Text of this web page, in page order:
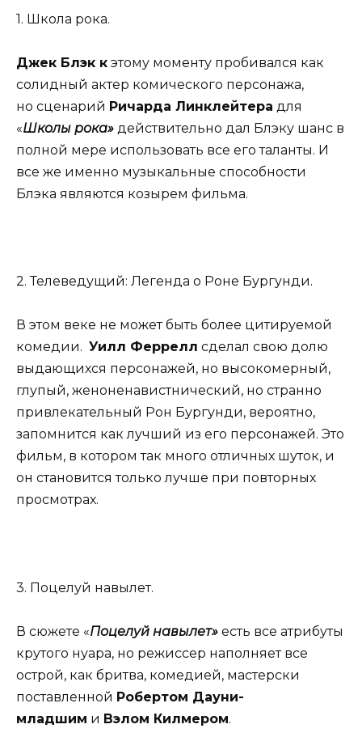
1. Школа рока.
Джек Блэк к этому моменту пробивался как
солидный актер комического персонажа,
но сценарий Ричарда Линклейтера для
«Школы рока» действительно дал Блэку шанс в
полной мере использовать все его таланты. И
все же именно музыкальные способности
Блэка являются козырем фильма.
2. Телеведущий: Легенда о Роне Бургунди.
В этом веке не может быть более цитируемой
комедии. Уилл Феррелл сделал свою долю
выдающихся персонажей, но высокомерный,
глупый, женоненавистнический, но странно
привлекательный Рон Бургунди, вероятно,
запомнится как лучший из его персонажей. Это
фильм, в котором так много отличных шуток, и
он становится только лучше при повторных
просмотрах.
3. Поцелуй навылет.
В сюжете «Поцелуй навылет» есть все атрибуты
крутого нуара, но режиссер наполняет все
острой, как бритва, комедией, мастерски
поставленной Робертом Дауни-
младшим и Вэлом Килмером.